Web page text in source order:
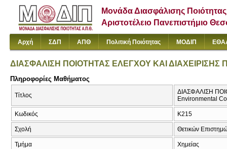
Μονάδα Διασφάλισης Ποιότητας
Αριστοτέλειο Πανεπιστήμιο
Αρχή ΣΔΠ ΑΠΘ Πολιτική Ποιότητας ΜΟΔΙΠ
ΔΙΑΣΦΑΛΙΣΗ ΠΟΙΟΤΗΤΑΣ ΕΛΕΓΧΟΥ ΚΑΙ
Πληροφορίες Μαθήματος
Τίτλος
ΔΙΑΣΦΑΛΙΣΗ
Environmental
Κωδικός Κ215
Σχολή Θετικών
Τμήμα Χημείας